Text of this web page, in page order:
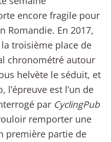
encore fragile pour
Romandie. En 2017,
troisième place de
chronométré autour
helvète le séduit, et
est l’un de
par CyclingPub
remporter une
première partie de